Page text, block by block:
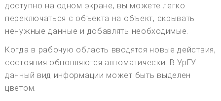
доступно на одном экране, вы можете легко
переключаться с объекта на объект, скрывать
ненужные данные и добавлять необходимые.
Когда в рабочую область вводятся новые действия,
состояния обновляются автоматически. В УрГУ
данный вид информации может быть выделен
цветом.